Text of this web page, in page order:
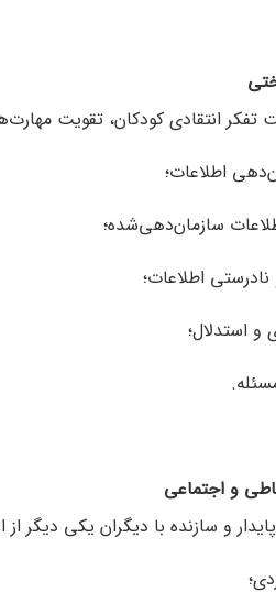
انتقادی کودکان، تقویت
اطلاعات؛
سازمان‌دهی‌شده؛
اطلاعات؛
و استدلال؛
و اجتماعی
و سازنده با دیگران یکی